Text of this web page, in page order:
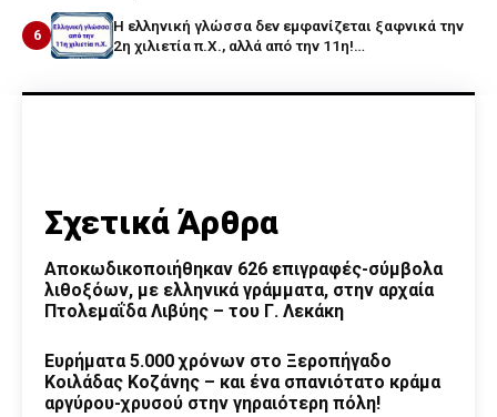
6
Η ελληνική γλώσσα δεν εμφανίζεται ξαφνικά την
2η χιλιετία π.Χ., αλλά από την 11η!…
Σχετικά Άρθρα
Αποκωδικοποιήθηκαν 626 επιγραφές-σύμβολα
λιθοξόων, με ελληνικά γράμματα, στην αρχαία
Πτολεμαΐδα Λιβύης – του Γ. Λεκάκη
Ευρήματα 5.000 χρόνων στο Ξεροπήγαδο
Κοιλάδας Κοζάνης – και ένα σπανιότατο κράμα
αργύρου-χρυσού στην γηραιότερη πόλη!